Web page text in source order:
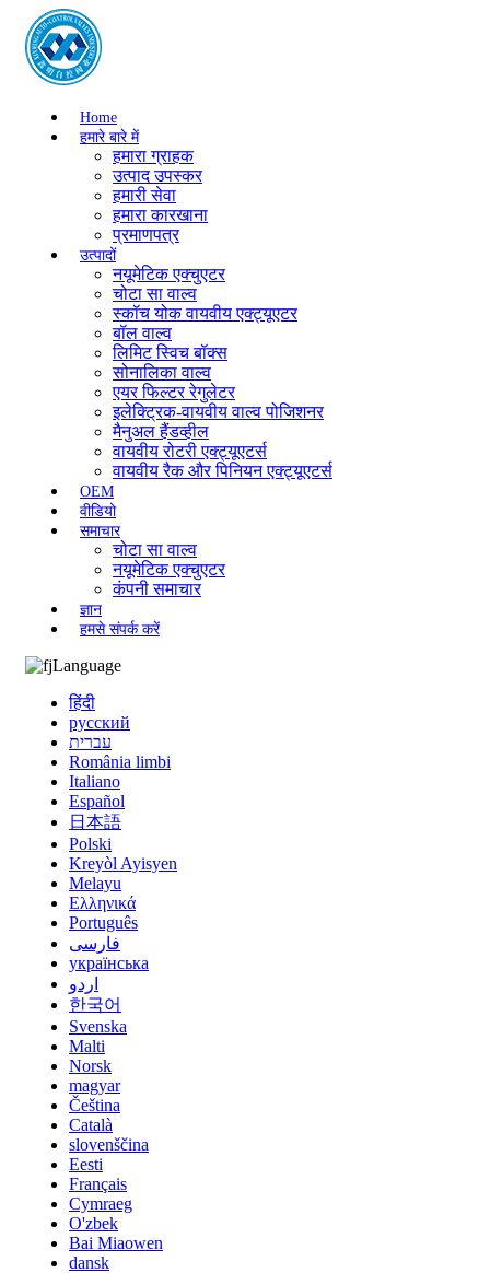
Home
हमारे बारे में
हमारा ग्राहक
उत्पाद उपस्कर
हमारी सेवा
हमारा कारखाना
प्रमाणपत्र
उत्पादों
नयूमेटिक एक्चुएटर
चोटा सा वाल्व
स्कॉच योक वायवीय एक्ट्यूएटर
बॉल वाल्व
लिमिट स्विच बॉक्स
सोनालिका वाल्व
एयर फिल्टर रेगुलेटर
इलेक्ट्रिक-वायवीय वाल्व पोजिशनर
मैनुअल हैंडव्हील
वायवीय रोटरी एक्ट्यूएटर्स
वायवीय रैक और पिनियन एक्ट्यूएटर्स
OEM
वीडियो
समाचार
चोटा सा वाल्व
नयूमेटिक एक्चुएटर
कंपनी समाचार
ज्ञान
हमसे संपर्क करें
Language
हिंदी
русский
עברית
România limbi
Italiano
Español
日本語
Polski
Kreyòl Ayisyen
Melayu
Ελληνικά
Português
فارسی
українська
اردو
한국어
Svenska
Malti
Norsk
magyar
Čeština
Català
slovenščina
Eesti
Français
Cymraeg
O'zbek
Bai Miaowen
dansk